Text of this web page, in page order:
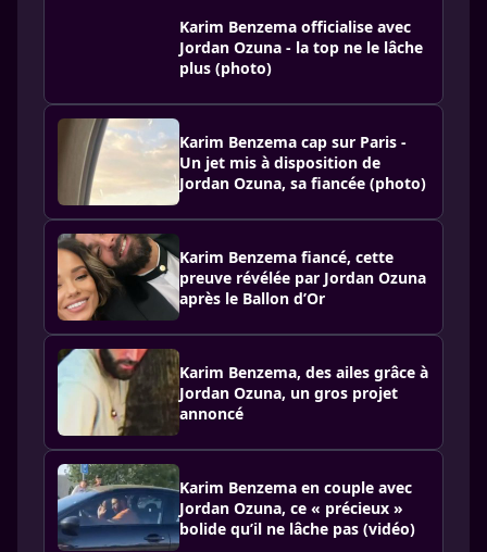
Karim Benzema officialise avec
Jordan Ozuna - la top ne le lâche
plus (photo)
Karim Benzema cap sur Paris -
Un jet mis à disposition de
Jordan Ozuna, sa fiancée (photo)
Karim Benzema fiancé, cette
preuve révélée par Jordan Ozuna
après le Ballon d’Or
Karim Benzema, des ailes grâce à
Jordan Ozuna, un gros projet
annoncé
Karim Benzema en couple avec
Jordan Ozuna, ce « précieux »
bolide qu’il ne lâche pas (vidéo)